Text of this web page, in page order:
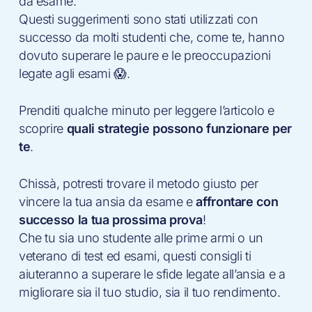
Questi suggerimenti sono stati utilizzati con
successo da molti studenti che, come te, hanno
dovuto superare le paure e le preoccupazioni
legate agli esami 😱.
Prenditi qualche minuto per leggere l’articolo e
scoprire quali strategie possono funzionare per
te.
Chissà, potresti trovare il metodo giusto per
vincere la tua ansia da esame eaffrontare con
successo la tua prossima prova!
Che tu sia uno studente alle prime armi o un
veterano di test ed esami, questi consigli ti
aiuteranno a superare le sfide legate all’ansia e a
migliorare sia il tuo studio, sia il tuo rendimento.